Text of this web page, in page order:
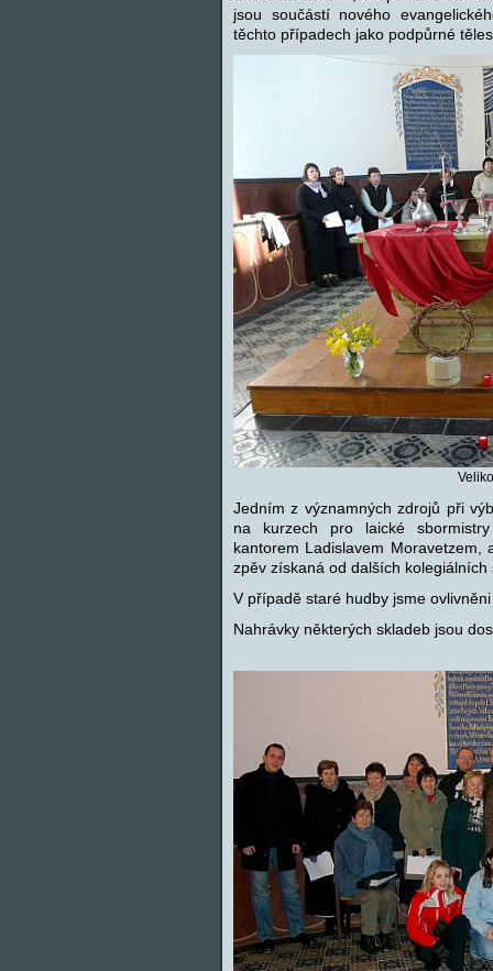
jsou součástí nového
těchto případech jako podpůrné
Jedním z významných zdrojů při
na kurzech pro laické
kantorem Ladislavem
zpěv získaná od dalších kolegiálních
V případě staré hudby jsme
Nahrávky některých skladeb jsou